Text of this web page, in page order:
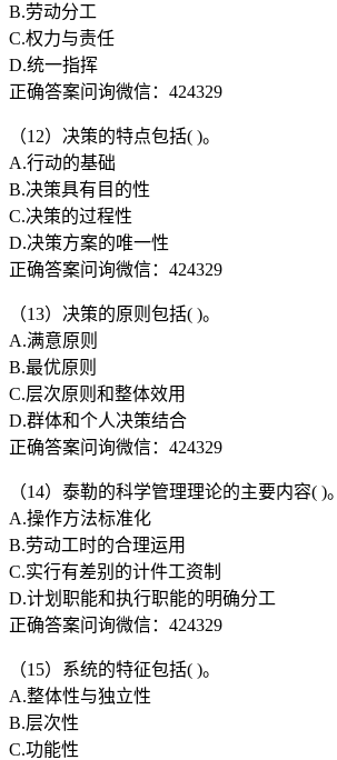
B.劳动分工
C.权力与责任
D.统一指挥
正确答案问询微信：424329
（12）决策的特点包括( )。
A.行动的基础
B.决策具有目的性
C.决策的过程性
D.决策方案的唯一性
正确答案问询微信：424329
（13）决策的原则包括( )。
A.满意原则
B.最优原则
C.层次原则和整体效用
D.群体和个人决策结合
正确答案问询微信：424329
（14）泰勒的科学管理理论的主要内容( )。
A.操作方法标准化
B.劳动工时的合理运用
C.实行有差别的计件工资制
D.计划职能和执行职能的明确分工
正确答案问询微信：424329
（15）系统的特征包括( )。
A.整体性与独立性
B.层次性
C.功能性